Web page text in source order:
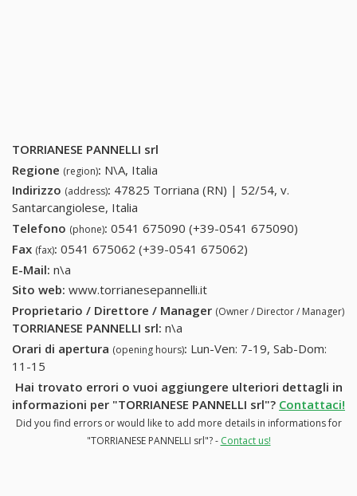
TORRIANESE PANNELLI srl
Regione (region): N\A, Italia
Indirizzo (address): 47825 Torriana (RN) | 52/54, v.
Santarcangiolese, Italia
Telefono (phone): 0541 675090 (+39-0541 675090)
Fax (fax): 0541 675062 (+39-0541 675062)
E-Mail: n\a
Sito web: www.torrianesepannelli.it
Proprietario / Direttore / Manager (Owner / Director / Manager)
TORRIANESE PANNELLI srl: n\a
Orari di apertura (opening hours): Lun-Ven: 7-19, Sab-Dom:
11-15
Hai trovato errori o vuoi aggiungere ulteriori dettagli in
informazioni per "TORRIANESE PANNELLI srl"? Contattaci!
Did you find errors or would like to add more details in informations for
"TORRIANESE PANNELLI srl"? - Contact us!